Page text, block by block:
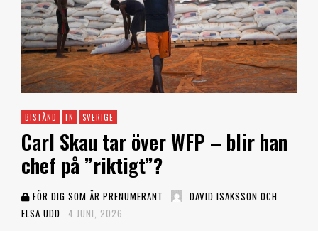
BISTÅND FN SVERIGE
Carl Skau tar över WFP – blir han
chef på ”riktigt”?
FÖR DIG SOM ÄR PRENUMERANT
DAVID ISAKSSON OCH
ELSA UDD
4 JUNI, 2026